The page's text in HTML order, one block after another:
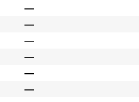
―
―
―
―
―
―